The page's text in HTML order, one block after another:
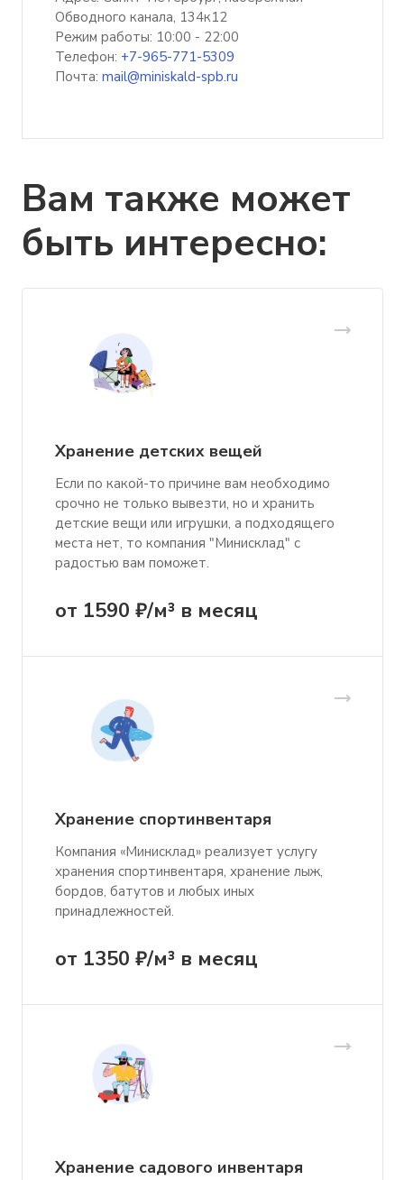
Обводного канала, 134к12
Режим работы: 10:00 - 22:00
Телефон: +7-965-771-5309
Почта: mail@miniskald-spb.ru
Вам также может
быть интересно:
Хранение детских вещей
Если по какой-то причине вам необходимо
срочно не только вывезти, но и хранить
детские вещи или игрушки, а подходящего
места нет, то компания "Минисклад" с
радостью вам поможет.
от 1590 ₽/м³ в месяц
Хранение спортинвентаря
Компания «Минисклад» реализует услугу
хранения спортинвентаря, хранение лыж,
бордов, батутов и любых иных
принадлежностей.
от 1350 ₽/м³ в месяц
Хранение садового инвентаря